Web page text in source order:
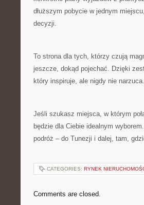
dłuższym pobycie w jednym
decyzji.
To strona dla tych, którzy czują
jeszcze, dokąd pojechać. Dzięki
który inspiruje, ale nigdy nie narzuca.
Jeśli szukasz miejsca, w którym
będzie dla Ciebie idealnym
podróż – do Tunezji i dalej, tam,
CATEGORIES: RYNEK
Comments are closed.